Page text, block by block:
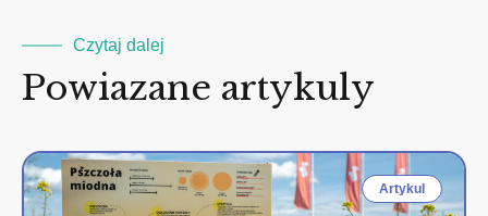
Czytaj dalej
Powiazane artykuly
Artykul